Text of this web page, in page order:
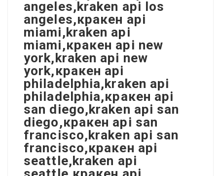
angeles,kraken api los
angeles,кракен api
miami,kraken api
miami,кракен api new
york,kraken api new
york,кракен api
philadelphia,kraken api
philadelphia,кракен api
san diego,kraken api san
diego,кракен api san
francisco,kraken api san
francisco,кракен api
seattle,kraken api